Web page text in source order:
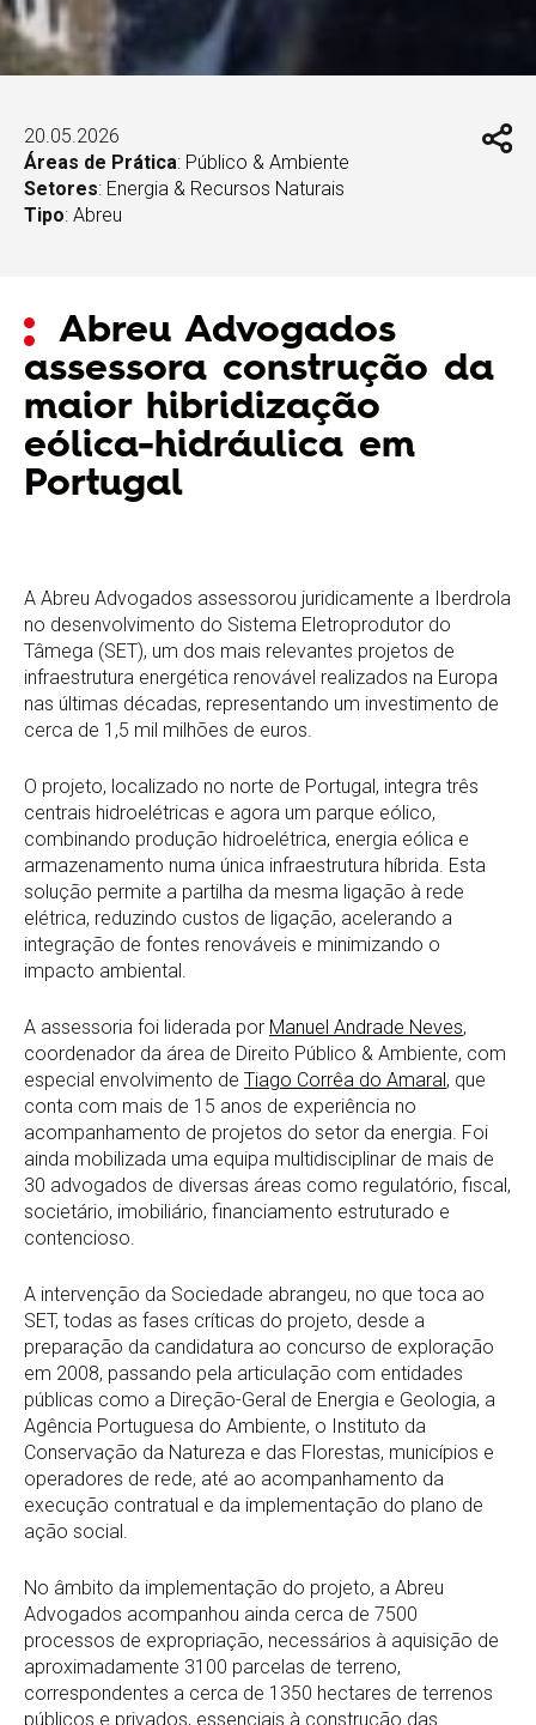
20.05.2026
Áreas de Prática: Público & Ambiente
Setores: Energia & Recursos Naturais
Tipo: Abreu
Abreu Advogados
assessora construção da
maior hibridização
eólica-hidráulica em
Portugal
A Abreu Advogados assessorou juridicamente a Iberdrola
no desenvolvimento do Sistema Eletroprodutor do
Tâmega (SET), um dos mais relevantes projetos de
infraestrutura energética renovável realizados na Europa
nas últimas décadas, representando um investimento de
cerca de 1,5 mil milhões de euros.
O projeto, localizado no norte de Portugal, integra três
centrais hidroelétricas e agora um parque eólico,
combinando produção hidroelétrica, energia eólica e
armazenamento numa única infraestrutura híbrida. Esta
solução permite a partilha da mesma ligação à rede
elétrica, reduzindo custos de ligação, acelerando a
integração de fontes renováveis e minimizando o
impacto ambiental.
A assessoria foi liderada por Manuel Andrade Neves,
coordenador da área de Direito Público & Ambiente, com
especial envolvimento de Tiago Corrêa do Amaral, que
conta com mais de 15 anos de experiência no
acompanhamento de projetos do setor da energia. Foi
ainda mobilizada uma equipa multidisciplinar de mais de
30 advogados de diversas áreas como regulatório, fiscal,
societário, imobiliário, financiamento estruturado e
contencioso.
A intervenção da Sociedade abrangeu, no que toca ao
SET, todas as fases críticas do projeto, desde a
preparação da candidatura ao concurso de exploração
em 2008, passando pela articulação com entidades
públicas como a Direção-Geral de Energia e Geologia, a
Agência Portuguesa do Ambiente, o Instituto da
Conservação da Natureza e das Florestas, municípios e
operadores de rede, até ao acompanhamento da
execução contratual e da implementação do plano de
ação social.
No âmbito da implementação do projeto, a Abreu
Advogados acompanhou ainda cerca de 7500
processos de expropriação, necessários à aquisição de
aproximadamente 3100 parcelas de terreno,
correspondentes a cerca de 1350 hectares de terrenos
públicos e privados, essenciais à construção das